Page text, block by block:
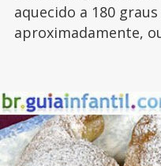
aquecido a 180
aproximadamente,